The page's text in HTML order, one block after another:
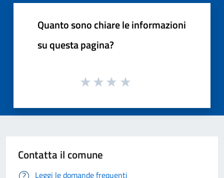
Quanto sono chiare le informazioni
su questa pagina?
Contatta il comune
Leggi le domande frequenti